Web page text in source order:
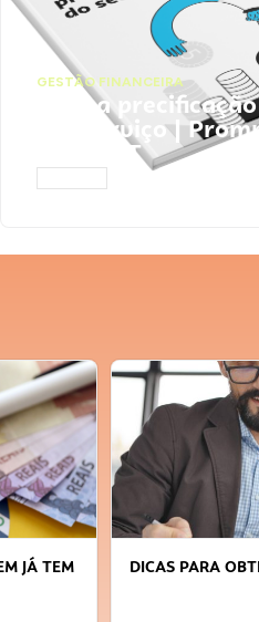
GESTÃO FINANCEIRA
Faça a
seu serviço |
ChatGPT
JÁ TEM
DICAS PARA